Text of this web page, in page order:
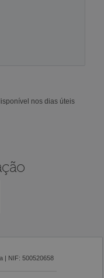
nos dias úteis
| NIF: 500520658